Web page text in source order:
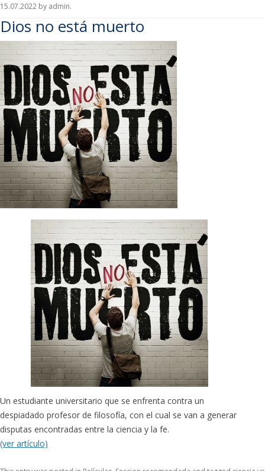
15.07.2022 by admin.
Dios no está muerto
Un estudiante universitario que se enfrenta contra un
despiadado profesor de filosofía, con el cual se van a generar
disputas encontradas entre la ciencia y la fe.
(ver artículo)